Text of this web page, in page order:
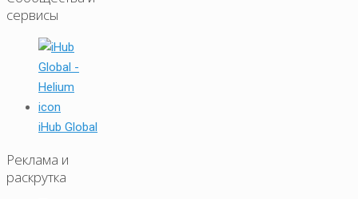
сервисы
iHub Global
Реклама и
раскрутка